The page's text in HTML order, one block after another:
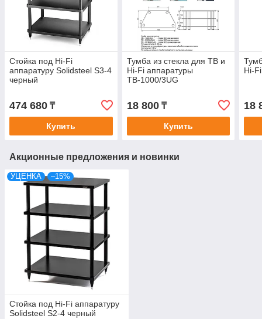
Стойка под Hi-Fi
аппаратуру Solidsteel S3-4
черный
474 680 ₸
Купить
Тумба из стекла для ТВ и
Hi-Fi аппаратуры
ТВ-1000/3UG
18 800₸
Купить
Hi-
18
Акционные предложения и новинки
УЦЕНКА –15%
Стойка под Hi-Fi аппаратуру
Solidsteel S2-4 черный